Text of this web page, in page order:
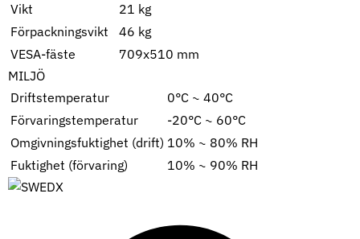
Vikt
21 kg
Förpackningsvikt
46 kg
VESA-fäste
709x510 mm
MILJÖ
Driftstemperatur
0°C ~ 40°C
Förvaringstemperatur
-20°C ~ 60°C
Omgivningsfuktighet (drift) 10% ~ 80% RH
Fuktighet (förvaring)
10% ~ 90% RH